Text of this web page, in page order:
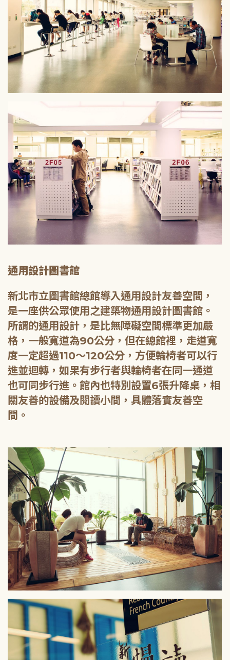
通用設計圖書館
新北市立圖書館總館導入通用設計友善空間，
是一座供公眾使用之建築物通用設計圖書館。
所謂的通用設計，是比無障礙空間標準更加嚴
格，一般寬道為90公分，但在總館裡，走道寬
度一定超過110～120公分，方便輪椅者可以行
進並迴轉，如果有步行者與輪椅者在同一通道
也可同步行進。館內也特別設置6張升降桌，相
關友善的設備及閱讀小間，具體落實友善空
間。